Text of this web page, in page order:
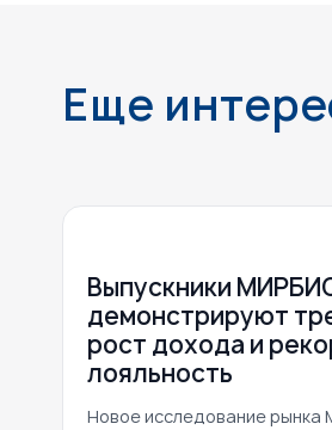
Еще
Выпускники
демонстрируют
рост дохода и
лояльность
Новое исследование рынка